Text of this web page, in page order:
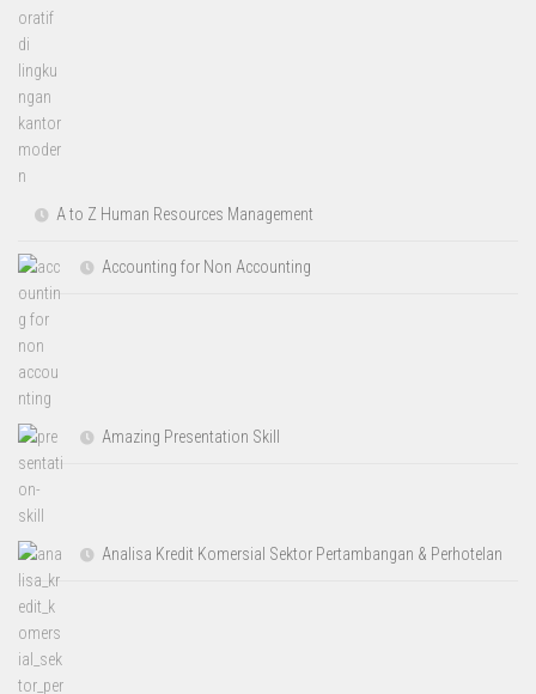
A to Z Human Resources Management
Accounting for Non Accounting
Amazing Presentation Skill
Analisa Kredit Komersial Sektor Pertambangan & Perhotelan